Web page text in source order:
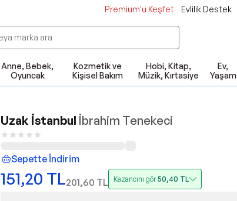
Premium'u Keşfet Evlilik Destek
Anne, Bebek,
Oyuncak
Kozmetik ve
Kişisel Bakım
Hobi, Kitap,
Müzik, Kırtasiye
Ev,
Yaşam
Uzak İstanbul İbrahim Tenekeci
Sepette İndirim
151,20 TL201,60 TL Kazancını gör50,40 TL